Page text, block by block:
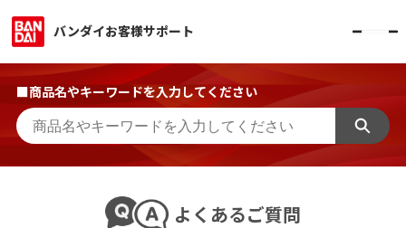
バンダイお客様サポート
■商品名やキーワードを入力してください
よくあるご質問